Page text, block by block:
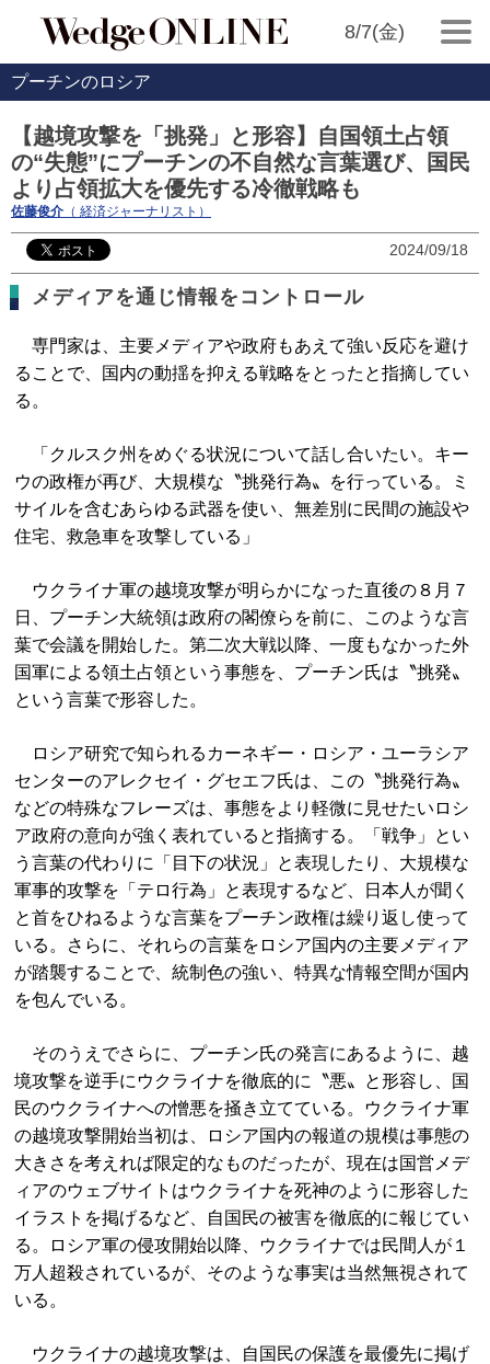
8/7(金)
プーチンのロシア
【越境攻撃を「挑発」と形容】自国領土占領
の“失態”にプーチンの不自然な言葉選び、国民
より占領拡大を優先する冷徹戦略も
佐藤俊介 （ 経済ジャーナリスト）
2024/09/18
メディアを通じ情報をコントロール
専門家は、主要メディアや政府もあえて強い反応を避け
ることで、国内の動揺を抑える戦略をとったと指摘してい
る。
「クルスク州をめぐる状況について話し合いたい。キー
ウの政権が再び、大規模な〝挑発行為〟を行っている。ミ
サイルを含むあらゆる武器を使い、無差別に民間の施設や
住宅、救急車を攻撃している」
ウクライナ軍の越境攻撃が明らかになった直後の８月７
日、プーチン大統領は政府の閣僚らを前に、このような言
葉で会議を開始した。第二次大戦以降、一度もなかった外
国軍による領土占領という事態を、プーチン氏は〝挑発〟
という言葉で形容した。
ロシア研究で知られるカーネギー・ロシア・ユーラシア
センターのアレクセイ・グセエフ氏は、この〝挑発行為〟
などの特殊なフレーズは、事態をより軽微に見せたいロシ
ア政府の意向が強く表れていると指摘する。「戦争」とい
う言葉の代わりに「目下の状況」と表現したり、大規模な
軍事的攻撃を「テロ行為」と表現するなど、日本人が聞く
と首をひねるような言葉をプーチン政権は繰り返し使って
いる。さらに、それらの言葉をロシア国内の主要メディア
が踏襲することで、統制色の強い、特異な情報空間が国内
を包んでいる。
そのうえでさらに、プーチン氏の発言にあるように、越
境攻撃を逆手にウクライナを徹底的に〝悪〟と形容し、国
民のウクライナへの憎悪を掻き立てている。ウクライナ軍
の越境攻撃開始当初は、ロシア国内の報道の規模は事態の
大きさを考えれば限定的なものだったが、現在は国営メデ
ィアのウェブサイトはウクライナを死神のように形容した
イラストを掲げるなど、自国民の被害を徹底的に報じてい
る。ロシア軍の侵攻開始以降、ウクライナでは民間人が１
万人超殺されているが、そのような事実は当然無視されて
いる。
ウクライナの越境攻撃は、自国民の保護を最優先に掲げ